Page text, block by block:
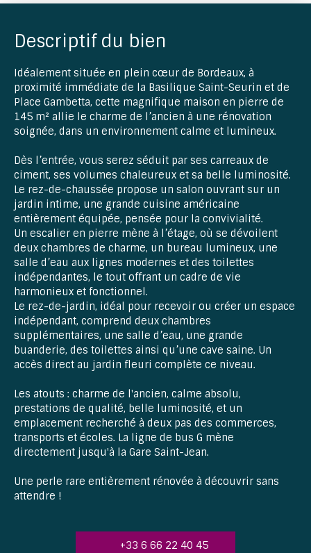
Descriptif du bien
Idéalement située en plein cœur de Bordeaux, à
proximité immédiate de la Basilique Saint-Seurin et de
Place Gambetta, cette magnifique maison en pierre de
145 m² allie le charme de l’ancien à une rénovation
soignée, dans un environnement calme et lumineux.
Dès l’entrée, vous serez séduit par ses carreaux de
ciment, ses volumes chaleureux et sa belle luminosité.
Le rez-de-chaussée propose un salon ouvrant sur un
jardin intime, une grande cuisine américaine
entièrement équipée, pensée pour la convivialité.
Un escalier en pierre mène à l’étage, où se dévoilent
deux chambres de charme, un bureau lumineux, une
salle d’eau aux lignes modernes et des toilettes
indépendantes, le tout offrant un cadre de vie
harmonieux et fonctionnel.
Le rez-de-jardin, idéal pour recevoir ou créer un espace
indépendant, comprend deux chambres
supplémentaires, une salle d’eau, une grande
buanderie, des toilettes ainsi qu’une cave saine. Un
accès direct au jardin fleuri complète ce niveau.
Les atouts : charme de l'ancien, calme absolu,
prestations de qualité, belle luminosité, et un
emplacement recherché à deux pas des commerces,
transports et écoles. La ligne de bus G mène
directement jusqu'à la Gare Saint-Jean.
Une perle rare entièrement rénovée à découvrir sans
attendre !
+33 6 66 22 40 45